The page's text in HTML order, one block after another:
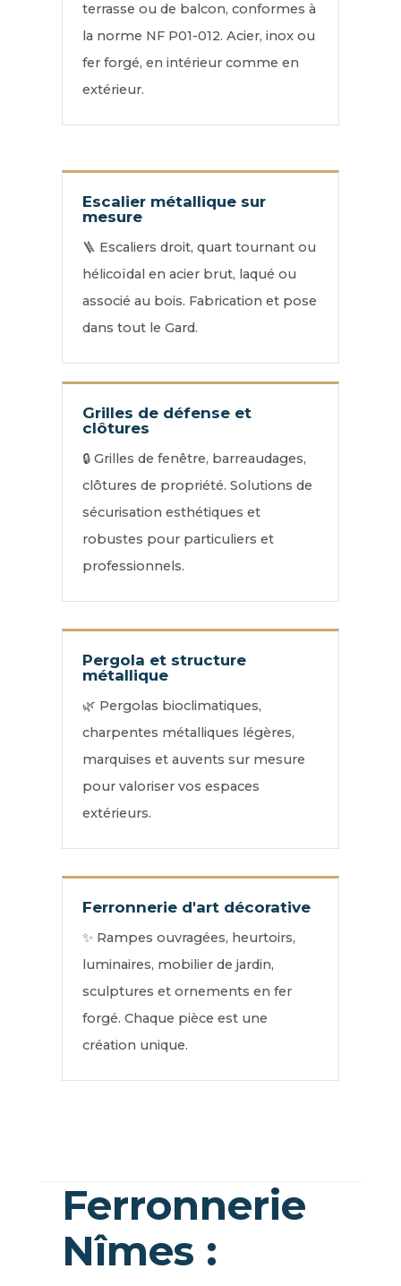
terrasse ou de balcon, conformes à
la norme NF P01-012. Acier, inox ou
fer forgé, en intérieur comme en
extérieur.
Escalier métallique sur
mesure
🪜 Escaliers droit, quart tournant ou
hélicoïdal en acier brut, laqué ou
associé au bois. Fabrication et pose
dans tout le Gard.
Grilles de défense et
clôtures
🔒 Grilles de fenêtre, barreaudages,
clôtures de propriété. Solutions de
sécurisation esthétiques et
robustes pour particuliers et
professionnels.
Pergola et structure
métallique
🌿 Pergolas bioclimatiques,
charpentes métalliques légères,
marquises et auvents sur mesure
pour valoriser vos espaces
extérieurs.
Ferronnerie d'art décorative
✨ Rampes ouvragées, heurtoirs,
luminaires, mobilier de jardin,
sculptures et ornements en fer
forgé. Chaque pièce est une
création unique.
Ferronnerie
Nîmes :